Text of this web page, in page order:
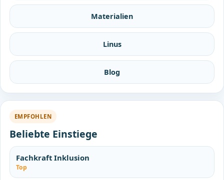
Materialien
Linus
Blog
EMPFOHLEN
Beliebte Einstiege
Fachkraft Inklusion
Top